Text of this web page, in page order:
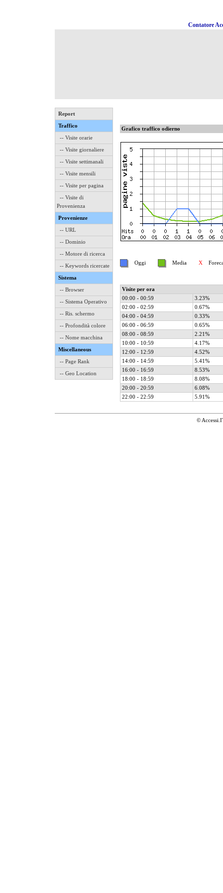
Contatore
Report
Traffico
-- Visite orarie
-- Visite giornaliere
-- Visite settimanali
-- Visite mensili
-- Visite per pagina
-- Visite di
Provenienza
Provenienze
-- URL
-- Dominio
-- Motore di ricerca
-- Keywords ricercate
Sistema
-- Browser
-- Sistema Operativo
-- Ris. schermo
-- Profondità colore
-- Nome macchina
Miscellaneous
-- Page Rank
-- Geo Location
Grafico traffico odierno
Oggi Media X
Visite per ora
00:00 - 00:59
3.23%
02:00 - 02:59
0.67%
04:00 - 04:59
0.33%
06:00 - 06:59
0.65%
08:00 - 08:59
2.21%
10:00 - 10:59
4.17%
12:00 - 12:59
4.52%
14:00 - 14:59
5.41%
16:00 - 16:59
8.53%
18:00 - 18:59
8.08%
20:00 - 20:59
6.08%
22:00 - 22:59
5.91%
©